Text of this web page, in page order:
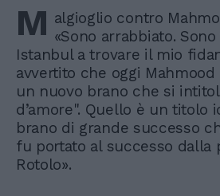
M algioglio contro
«Sono arrabbiato.
Istanbul a trovare il mio
avvertito che oggi
un nuovo brano che si
d’amore". Quello è un titolo
brano di grande successo
fu portato al successo dalla
Rotolo».